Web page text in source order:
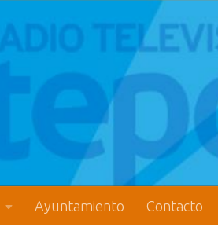
Ayuntamiento Contacto